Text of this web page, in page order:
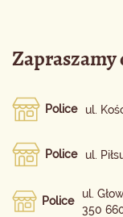
Police ul.
Police ul.
Police
ul.
350